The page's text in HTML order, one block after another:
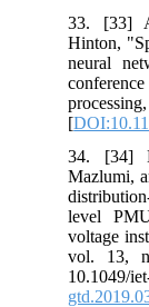
33. [33]
Hinton,
neural
[
34.
level
voltage
vol. 13,